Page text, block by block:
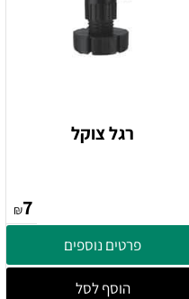
רגל צוקל
₪7
פרטים נוספים
הוסף לסל